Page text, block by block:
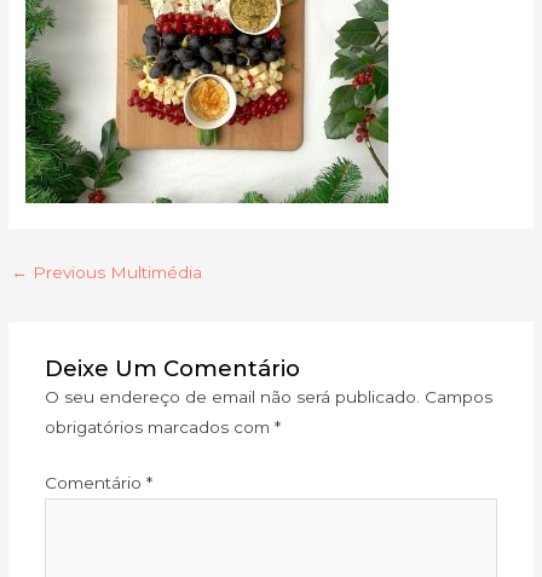
← Previous Multimédia
Deixe Um Comentário
O seu endereço de email não será publicado. Campos
obrigatórios marcados com *
Comentário *